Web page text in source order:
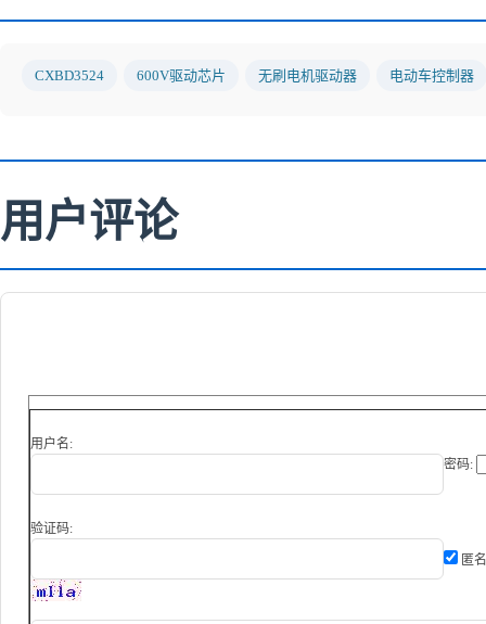
CXBD3524 600V驱动芯片 无刷电机驱动器 电动车控制器
用户评论
用户名:
密码:
验证码:
匿